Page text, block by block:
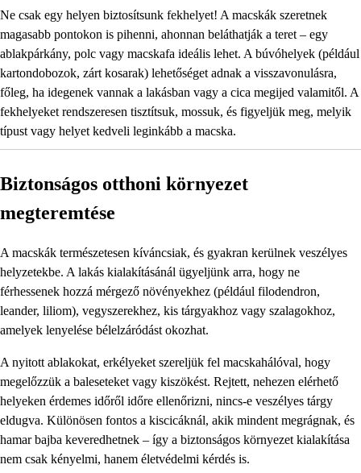
Ne csak egy helyen biztosítsunk fekhelyet! A macskák szeretnek
magasabb pontokon is pihenni, ahonnan beláthatják a teret – egy
ablakpárkány, polc vagy macskafa ideális lehet. A búvóhelyek (például
kartondobozok, zárt kosarak) lehetőséget adnak a visszavonulásra,
főleg, ha idegenek vannak a lakásban vagy a cica megijed valamitől. A
fekhelyeket rendszeresen tisztítsuk, mossuk, és figyeljük meg, melyik
típust vagy helyet kedveli leginkább a macska.
Biztonságos otthoni környezet
megteremtése
A macskák természetesen kíváncsiak, és gyakran kerülnek veszélyes
helyzetekbe. A lakás kialakításánál ügyeljünk arra, hogy ne
férhessenek hozzá mérgező növényekhez (például filodendron,
leander, liliom), vegyszerekhez, kis tárgyakhoz vagy szalagokhoz,
amelyek lenyelése bélelzáródást okozhat.
A nyitott ablakokat, erkélyeket szereljük fel macskahálóval, hogy
megelőzzük a baleseteket vagy kiszökést. Rejtett, nehezen elérhető
helyeken érdemes időről időre ellenőrizni, nincs-e veszélyes tárgy
eldugva. Különösen fontos a kiscicáknál, akik mindent megrágnak, és
hamar bajba keveredhetnek – így a biztonságos környezet kialakítása
nem csak kényelmi, hanem életvédelmi kérdés is.